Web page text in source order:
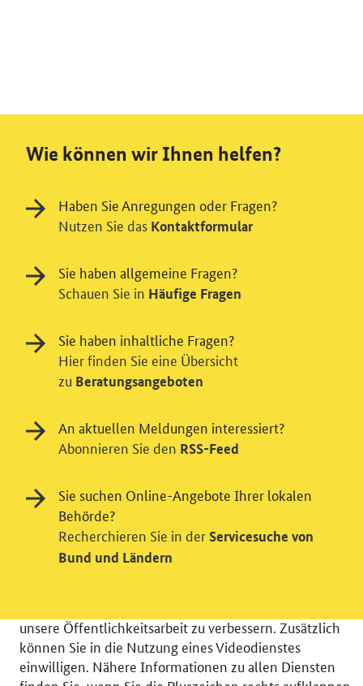
Einwilligung in Tracking und / oder
Videodienst
Wir bitten Sie an dieser Stelle um Ihre Einwilligung für
verschiedene Zusatzdienste unserer Webseite: Wir
unsere Öffentlichkeitsarbeit zu verbessern. Zusätzlich
können Sie in die Nutzung eines Videodienstes
einwilligen. Nähere Informationen zu allen Diensten
Wie können wir Ihnen helfen?
Haben Sie Anregungen oder Fragen?
Nutzen Sie das Kontaktformular
Sie haben allgemeine Fragen?
Schauen Sie in Häufige Fragen
Sie haben inhaltliche Fragen?
Hier finden Sie eine Übersicht
zu Beratungsangeboten
An aktuellen Meldungen interessiert?
Abonnieren Sie den RSS-Feed
Sie suchen Online-Angebote Ihrer lokalen
Behörde?
Recherchieren Sie in der Servicesuche von
Bund und Ländern